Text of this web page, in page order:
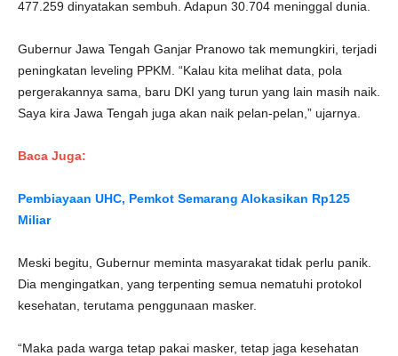
477.259 dinyatakan sembuh. Adapun 30.704 meninggal dunia.
Gubernur Jawa Tengah Ganjar Pranowo tak memungkiri, terjadi
peningkatan leveling PPKM. “Kalau kita melihat data, pola
pergerakannya sama, baru DKI yang turun yang lain masih naik.
Saya kira Jawa Tengah juga akan naik pelan-pelan,” ujarnya.
Baca Juga:
Pembiayaan UHC, Pemkot Semarang Alokasikan Rp125
Miliar
Meski begitu, Gubernur meminta masyarakat tidak perlu panik.
Dia mengingatkan, yang terpenting semua nematuhi protokol
kesehatan, terutama penggunaan masker.
“Maka pada warga tetap pakai masker, tetap jaga kesehatan